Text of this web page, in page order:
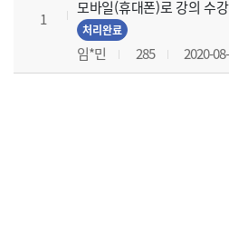
1
모바일(휴대폰)로 강의 수
처리완료
임*민 285 2020-